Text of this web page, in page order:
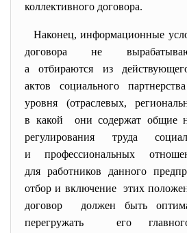
коллективного договора.
Наконец, информационные
договора не
а отбираются из действующего
актов социального
уровня (отраслевых,
в какой они содержат общие
регулирования труда
и профессиональных
для работников данного
отбор и включение этих
договор должен быть
перегружать его